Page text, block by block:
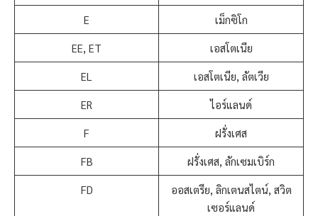
E เม็กซิโก
EE, ET เอสโตเนีย
EL เอสโตเนีย, ลัตเวีย
ER ไอร์แลนด์
F ฝรั่งเศส
FB ฝรั่งเศส, ลักเซมเบิร์ก
FD
ออสเตรีย, ลิกเตนสไตน์, สวิต
เซอร์แลนด์